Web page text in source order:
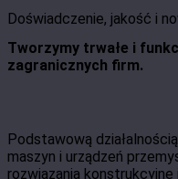
Doświadczenie, jakość i
Tworzymy trwałe i
zagranicznych firm.
Podstawową
maszyn i urządzeń
rozwiązania